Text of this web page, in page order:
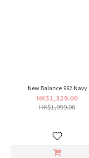
New Balance 992 Navy
HK$1,329.00
HK$1,999.00